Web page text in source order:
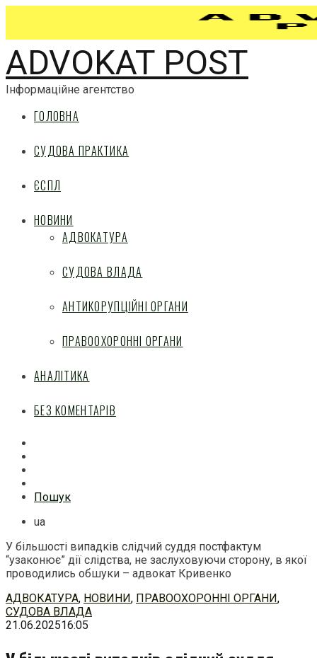
ADVOKAT POST
Інформаційне агентство
ГОЛОВНА
СУДОВА ПРАКТИКА
ЄСПЛ
НОВИНИ
АДВОКАТУРА
СУДОВА ВЛАДА
АНТИКОРУПЦІЙНІ ОРГАНИ
ПРАВООХОРОННІ ОРГАНИ
АНАЛІТИКА
БЕЗ КОМЕНТАРІВ
Пошук
ua
У більшості випадків слідчий суддя постфактум
“узаконює” дії слідства, не заслуховуючи сторону, в якої
проводились обшуки – адвокат Кривенко
Перейти
до
змісту
АДВОКАТУРА, НОВИНИ, ПРАВООХОРОННІ ОРГАНИ,
СУДОВА ВЛАДА
21.06.202516:05